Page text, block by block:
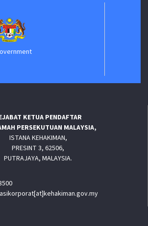
KETUA PENDAFTAR
PERSEKUTUAN MALAYSIA,
ISTANA KEHAKIMAN,
PRESINT 3, 62506,
PUTRAJAYA, MALAYSIA.